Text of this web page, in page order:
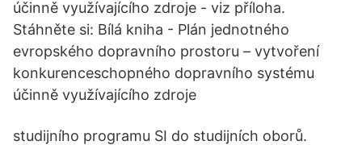
účinně využívajícího zdroje - viz příloha.
Stáhněte si: Bílá kniha - Plán jednotného
evropského dopravního prostoru – vytvoření
konkurenceschopného dopravního systému
účinně využívajícího zdroje
studijního programu SI do studijních oborů.